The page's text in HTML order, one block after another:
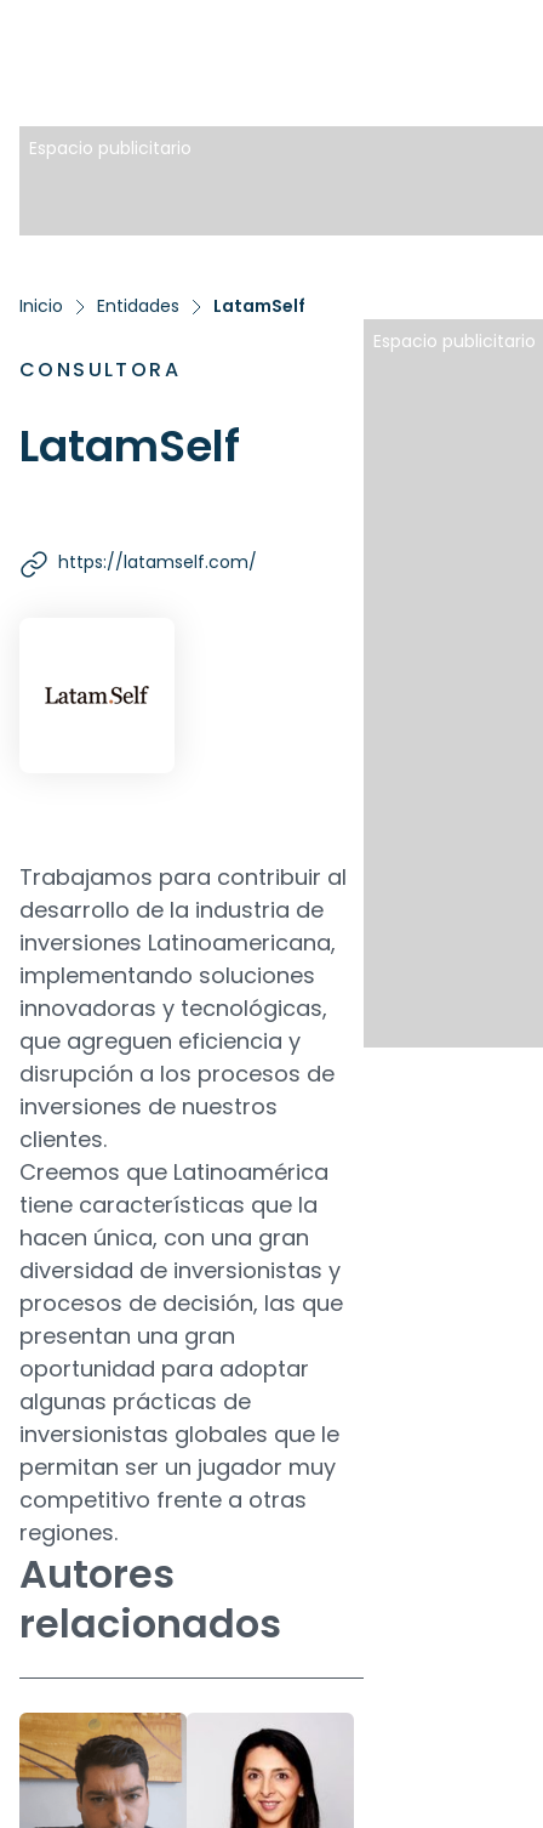
Espacio publicitario
Inicio Entidades LatamSelf
CONSULTORA
LatamSelf
https://latamself.com/
Trabajamos para contribuir al
desarrollo de la industria de
inversiones Latinoamericana,
implementando soluciones
innovadoras y tecnológicas,
que agreguen eficiencia y
disrupción a los procesos de
inversiones de nuestros
clientes.
Creemos que Latinoamérica
tiene características que la
hacen única, con una gran
diversidad de inversionistas y
procesos de decisión, las que
presentan una gran
oportunidad para adoptar
algunas prácticas de
inversionistas globales que le
permitan ser un jugador muy
competitivo frente a otras
regiones.
Autores
relacionados
Espacio publicitario